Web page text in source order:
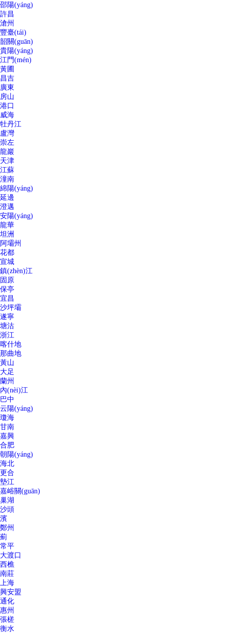
邵陽(yáng)
許昌
滄州
豐臺(tái)
韶關(guān)
貴陽(yáng)
江門(mén)
黃圃
昌吉
廣東
房山
港口
威海
牡丹江
盧灣
崇左
龍巖
天津
江蘇
潼南
綿陽(yáng)
延邊
澄邁
安陽(yáng)
龍華
坦洲
阿壩州
花都
宣城
鎮(zhèn)江
固原
保亭
宜昌
沙坪壩
遂寧
塘沽
浙江
喀什地
那曲地
黃山
大足
蘭州
內(nèi)江
巴中
云陽(yáng)
瓊海
甘南
嘉興
合肥
朝陽(yáng)
海北
更合
墊江
嘉峪關(guān)
巢湖
沙頭
濱
鄭州
薊
常平
大渡口
西樵
南莊
上海
興安盟
通化
惠州
張槎
衡水